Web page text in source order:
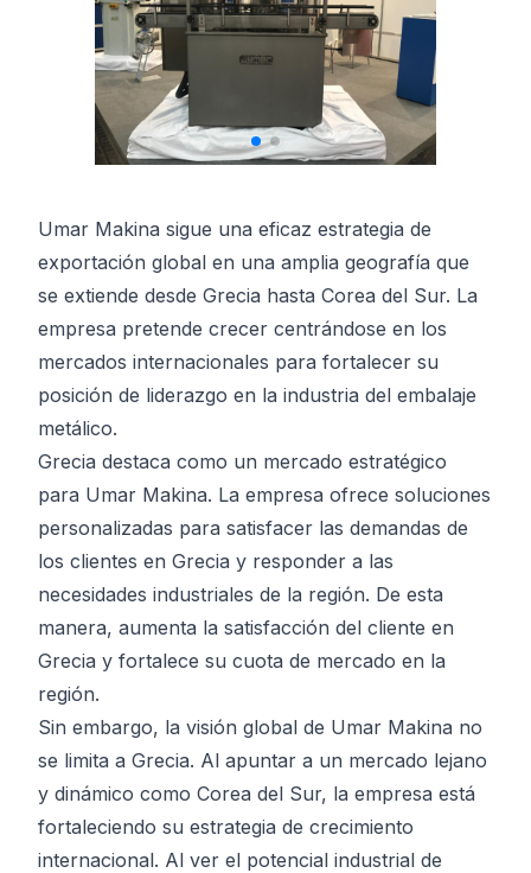
Umar Makina sigue una eficaz estrategia de
exportación global en una amplia geografía que
se extiende desde Grecia hasta Corea del Sur. La
empresa pretende crecer centrándose en los
mercados internacionales para fortalecer su
posición de liderazgo en la industria del embalaje
metálico.
Grecia destaca como un mercado estratégico
para Umar Makina. La empresa ofrece soluciones
personalizadas para satisfacer las demandas de
los clientes en Grecia y responder a las
necesidades industriales de la región. De esta
manera, aumenta la satisfacción del cliente en
Grecia y fortalece su cuota de mercado en la
región.
Sin embargo, la visión global de Umar Makina no
se limita a Grecia. Al apuntar a un mercado lejano
y dinámico como Corea del Sur, la empresa está
fortaleciendo su estrategia de crecimiento
internacional. Al ver el potencial industrial de